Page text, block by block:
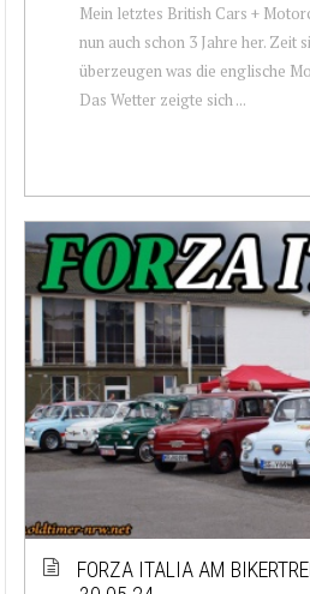
Mein letztes British Cars +
nun auch schon 3 Jahre her. Zeit
überzeugen was die englische
Das Wetter zeigte sich ...
FORZA ITALIA AM